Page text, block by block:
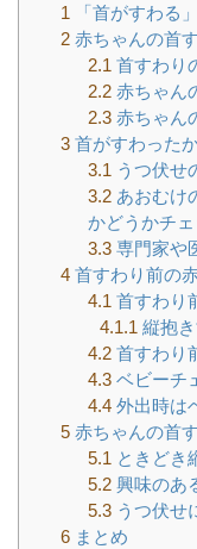
1 「首がすわる
2 赤ちゃんの首
2.1 首すわり
2.2赤ちゃん
2.3赤ちゃん
3 首がすわった
3.1 うつ伏せ
3.2あおむけ
かどうかチ
3.3専門家や
4 首すわり前の
4.1 首すわり
4.1.1 縦抱
4.2首すわり
4.3ベビーチ
4.4外出時は
5 赤ちゃんの首
5.1 ときどき
5.2興味のあ
5.3うつ伏せ
6 まとめ